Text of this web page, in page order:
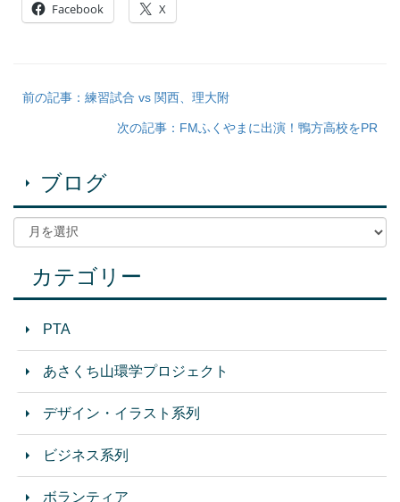
Facebook X
前の記事：練習試合 vs 関西、理大附
次の記事：FMふくやまに出演！鴨方高校をPR
ブログ
カテゴリー
PTA
あさくち山環学プロジェクト
デザイン・イラスト系列
ビジネス系列
ボランティア